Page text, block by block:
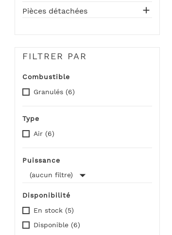
Pièces détachées 
FILTRER PAR
Combustible
Granulés (6)
Type
Air (6)
Puissance
(aucun filtre)

Disponibilité
En stock (5)
Disponible (6)